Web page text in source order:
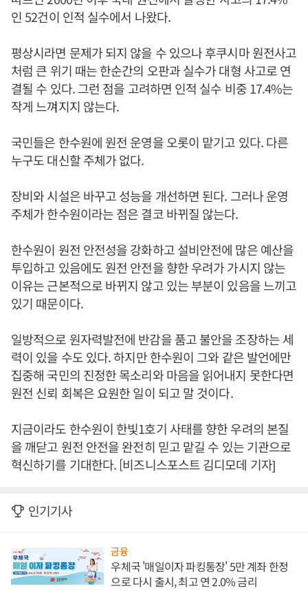
인 52건이 인적 실수에서 나왔다.
평상시라면 문제가 되지 않을 수 있으나 후쿠시마 원전사고
처럼 큰 위기 때는 한순간의 오판과 실수가 대형 사고로 연
결될 수 있다. 그런 점을 고려하면 인적 실수 비중 17.4%는
작게 느껴지지 않는다.
국민들은 한수원에 원전 운영을 오롯이 맡기고 있다. 다른
누구도 대신할 주체가 없다.
장비와 시설은 바꾸고 성능을 개선하면 된다. 그러나 운영
주체가 한수원이라는 점은 결코 바뀌질 않는다.
한수원이 원전 안전성을 강화하고 설비안전에 많은 예산을
투입하고 있음에도 원전 안전을 향한 우려가 가시지 않는
이유는 근본적으로 바뀌지 않고 있는 부분이 있음을 느끼고
있기 때문이다.
일방적으로 원자력발전에 반감을 품고 불안을 조장하는 세
력이 있을 수도 있다. 하지만 한수원이 그와 같은 발언에만
집중해 국민의 진정한 목소리와 마음을 읽어내지 못한다면
원전 신뢰 회복은 요원한 일이 되고 말 것이다.
지금이라도 한수원이 한빛1호기 사태를 향한 우려의 본질
을 깨닫고 원전 안전을 완전히 믿고 맡길 수 있는 기관으로
혁신하기를 기대한다. [비즈니스포스트 김디모데 기자]
인기기사
금융
우체국 '매일이자 파킹통장' 5만 계좌 한정
으로 다시 출시, 최고 연 2.0% 금리